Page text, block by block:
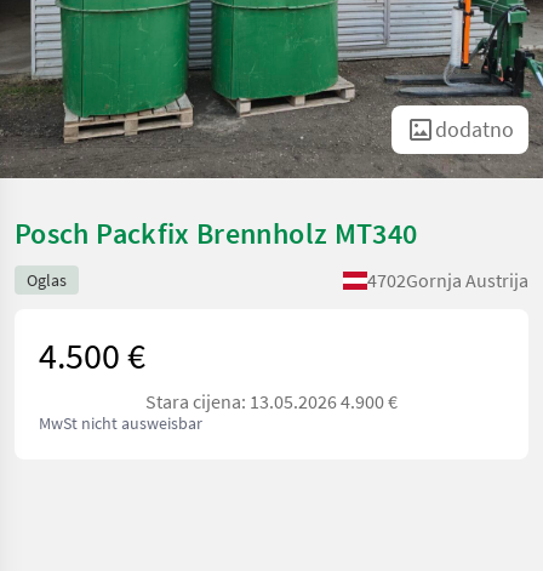
dodatno
Posch Packfix Brennholz MT340
Oglas 4702Gornja Austrija
4.500 €
Stara cijena: 13.05.2026 4.900 €
MwSt nicht ausweisbar